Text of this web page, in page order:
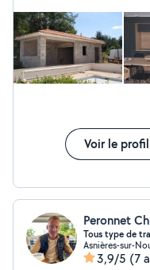
Voir le profil
Peronnet
Tous type de
Asnières-sur-
3,9/5 (7